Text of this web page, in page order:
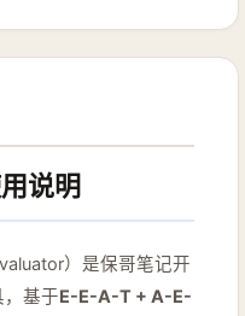
说明
）是保哥笔记开
基于E-E-A-T + A-E-